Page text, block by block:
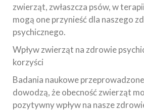
zwierząt, zwłaszcza psów, w
mogą one przynieść dla naszego
psychicznego.
Wpływ zwierząt na zdrowie
korzyści
Badania naukowe
dowodzą, że obecność zwierząt
pozytywny wpływ na nasze